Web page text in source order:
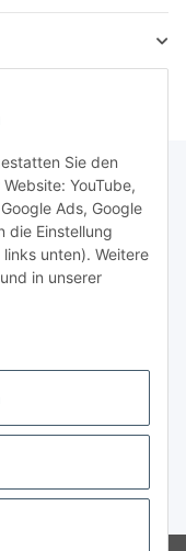
Sie den
YouTube,
Ads, Google
die Einstellung
unten). Weitere
und in unserer
Ihrer
widerruflich
per E-Mail zu.
Abonnieren